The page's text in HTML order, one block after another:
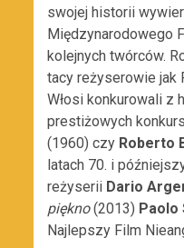
swojej historii
Międzynarodowego
kolejnych twórców.
tacy reżyserowie jak
Włosi konkurowali z
prestiżowych
(1960) czy Roberto
latach 70. i
reżyserii Dario
piękno(2013) Paolo
Najlepszy Film